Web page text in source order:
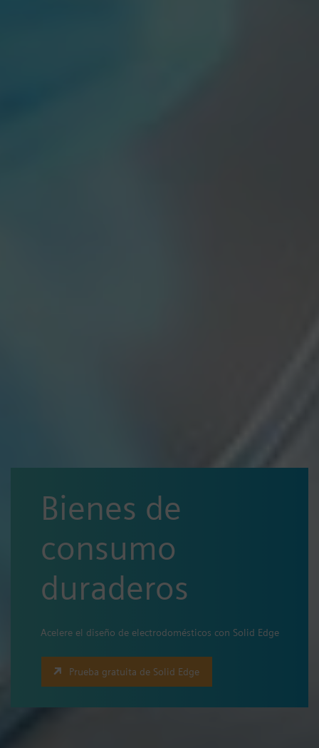
Bienes de
consumo
duraderos
Acelere el diseño de electrodomésticos con Solid Edge
Prueba gratuita de Solid Edge